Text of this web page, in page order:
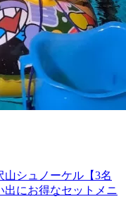
シュノーケル【3名
にお得なセットメニ